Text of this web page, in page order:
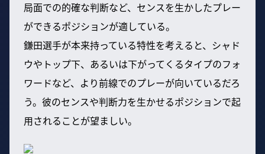
局面での的確な判断など、センスを生かしたプレー
ができるポジションが適している。
鎌田選手が本来持っている特性を考えると、シャド
ウやトップ下、あるいは下がってくるタイプのフォ
ワードなど、より前線でのプレーが向いているだろ
う。彼のセンスや判断力を生かせるポジションで起
用されることが望ましい。